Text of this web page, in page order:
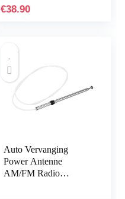
611, 613, 615, 650…
€38.90
Auto Vervanging
Power Antenne
AM/FM Radio